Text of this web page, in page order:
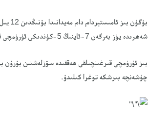
شەھرىدە يۈز بەرگەن 7-ئاينىڭ 5-كۈندىكى ئۈرۈمچى قىرغىنچىلقىنى ئەسلەپ نامايىش قىلىۋاتىمىز.
بىز ئۈرۈمچى قىرغىنچىلقى ھەققىدە سۆزلەشتىن بۇرۇن
چۈشەنچە بىرشكە توغرا كىلىدۇ.